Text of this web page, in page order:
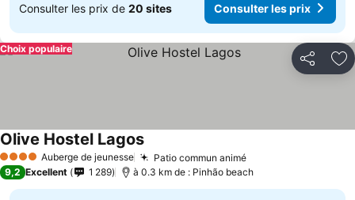
Consulter les prix de 20 sites Consulter les prix
Partager
Choix populaire
4 Étoiles Auberge de jeunesse Patio commun animéConsulter les prix
Olive Hostel LagosConsulter les prix
9,2 Excellent 1 289 à 0.3 km de : Pinhão beach